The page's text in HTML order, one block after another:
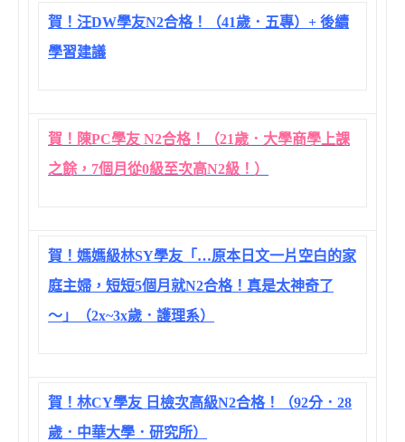
賀！汪DW學友N2合格！（41歲．五專）+ 後續
學習建議
賀！陳PC學友 N2合格！（21歲．大學商學上課
之餘，7個月從0級至次高N2級！）
賀！媽媽級林SY學友「…原本日文一片空白的家
庭主婦，短短5個月就N2合格！真是太神奇了
～」（2x~3x歲．護理系）
賀！林CY學友 日檢次高級N2合格！（92分．28
歲．中華大學．研究所）